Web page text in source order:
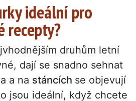
ideální pro
recepty?
druhům letní
dají se snadno sehnat
a na stáncích se objevují
jsou ideální, když chcete